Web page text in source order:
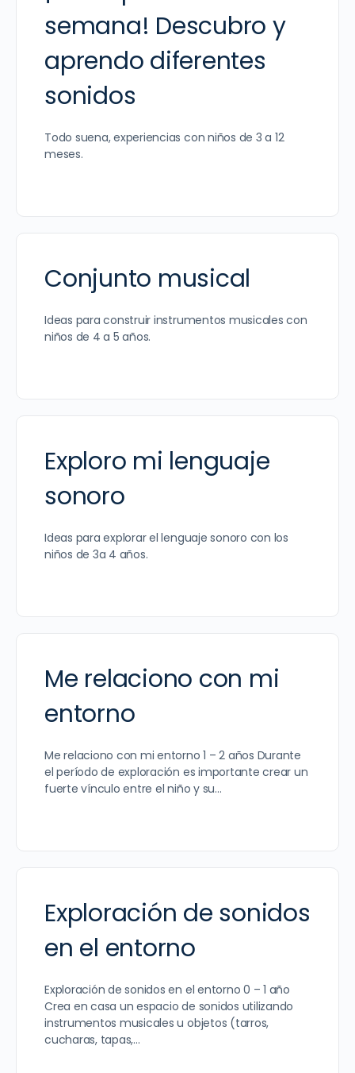
semana! Descubro y
aprendo diferentes
sonidos
Todo suena, experiencias con niños de 3 a 12
meses.
Conjunto musical
Ideas para construir instrumentos musicales con
niños de 4 a 5 años.
Exploro mi lenguaje
sonoro
Ideas para explorar el lenguaje sonoro con los
niños de 3a 4 años.
Me relaciono con mi
entorno
Me relaciono con mi entorno 1 – 2 años Durante
el período de exploración es importante crear un
fuerte vínculo entre el niño y su…
Exploración de sonidos
en el entorno
Exploración de sonidos en el entorno 0 – 1 año
Crea en casa un espacio de sonidos utilizando
instrumentos musicales u objetos (tarros,
cucharas, tapas,…